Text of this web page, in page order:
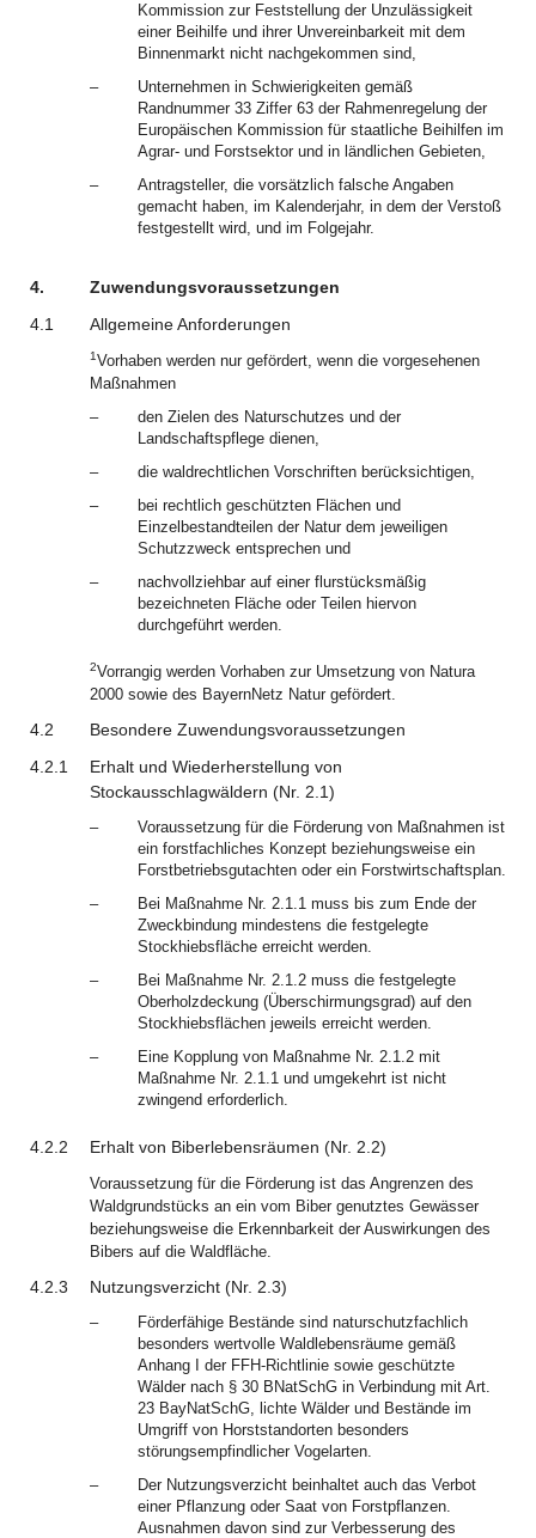
Kommission zur Feststellung der Unzulässigkeit
einer Beihilfe und ihrer Unvereinbarkeit mit dem
Binnenmarkt nicht nachgekommen sind,
–
Unternehmen in Schwierigkeiten gemäß
Randnummer 33 Ziffer 63 der Rahmenregelung der
Europäischen Kommission für staatliche Beihilfen im
Agrar- und Forstsektor und in ländlichen Gebieten,
–
Antragsteller, die vorsätzlich falsche Angaben
gemacht haben, im Kalenderjahr, in dem der Verstoß
festgestellt wird, und im Folgejahr.
4.
Zuwendungsvoraussetzungen
4.1
Allgemeine Anforderungen
1Vorhaben werden nur gefördert, wenn die vorgesehenen
Maßnahmen
–
den Zielen des Naturschutzes und der
Landschaftspflege dienen,
–
die waldrechtlichen Vorschriften berücksichtigen,
–
bei rechtlich geschützten Flächen und
Einzelbestandteilen der Natur dem jeweiligen
Schutzzweck entsprechen und
–
nachvollziehbar auf einer flurstücksmäßig
bezeichneten Fläche oder Teilen hiervon
durchgeführt werden.
2Vorrangig werden Vorhaben zur Umsetzung von Natura
2000 sowie des BayernNetz Natur gefördert.
4.2
Besondere Zuwendungsvoraussetzungen
4.2.1
Erhalt und Wiederherstellung von
Stockausschlagwäldern (Nr. 2.1)
–
Voraussetzung für die Förderung von Maßnahmen ist
ein forstfachliches Konzept beziehungsweise ein
Forstbetriebsgutachten oder ein Forstwirtschaftsplan.
–
Bei Maßnahme Nr. 2.1.1 muss bis zum Ende der
Zweckbindung mindestens die festgelegte
Stockhiebsfläche erreicht werden.
–
Bei Maßnahme Nr. 2.1.2 muss die festgelegte
Oberholzdeckung (Überschirmungsgrad) auf den
Stockhiebsflächen jeweils erreicht werden.
–
Eine Kopplung von Maßnahme Nr. 2.1.2 mit
Maßnahme Nr. 2.1.1 und umgekehrt ist nicht
zwingend erforderlich.
4.2.2 Erhalt von Biberlebensräumen (Nr. 2.2)
Voraussetzung für die Förderung ist das Angrenzen des
Waldgrundstücks an ein vom Biber genutztes Gewässer
beziehungsweise die Erkennbarkeit der Auswirkungen des
Bibers auf die Waldfläche.
4.2.3 Nutzungsverzicht (Nr. 2.3)
–
Förderfähige Bestände sind naturschutzfachlich
besonders wertvolle Waldlebensräume gemäß
Anhang I der FFH-Richtlinie sowie geschützte
Wälder nach § 30 BNatSchG in Verbindung mit Art.
23 BayNatSchG, lichte Wälder und Bestände im
Umgriff von Horststandorten besonders
störungsempfindlicher Vogelarten.
–
Der Nutzungsverzicht beinhaltet auch das Verbot
einer Pflanzung oder Saat von Forstpflanzen.
Ausnahmen davon sind zur Verbesserung des